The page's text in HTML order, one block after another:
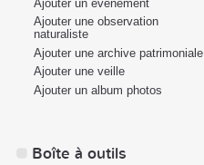
Ajouter un évènement
Ajouter une observation
naturaliste
Ajouter une archive patrimoniale
Ajouter une veille
Ajouter un album photos
Boîte à outils